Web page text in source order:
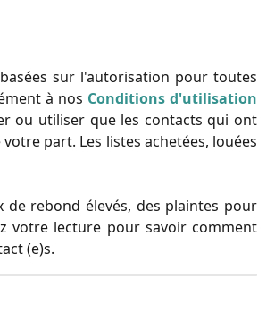
sur l'autorisation pour toutes
à nos Conditions d'utilisation
ou utiliser que les contacts qui ont
part. Les listes achetées, louées
rebond élevés, des plaintes pour
votre lecture pour savoir comment
(e)s.